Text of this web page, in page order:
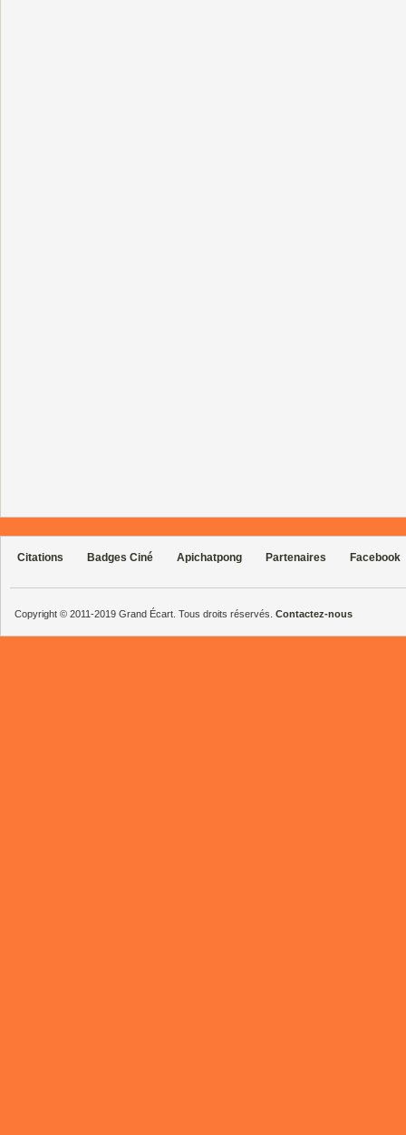
Citations Badges Ciné Apichatpong Partenaires Facebook
Copyright © 2011-2019 Grand Écart. Tous droits réservés. Contactez-nous